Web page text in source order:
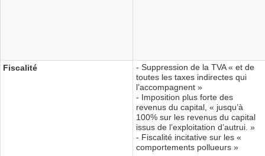
Fiscalité
- Suppression de la TVA « et de
toutes les taxes indirectes qui
l’accompagnent »
- Imposition plus forte des
revenus du capital, « jusqu’à
100% sur les revenus du capital
issus de l’exploitation d’autrui. »
- Fiscalité incitative sur les «
comportements pollueurs »